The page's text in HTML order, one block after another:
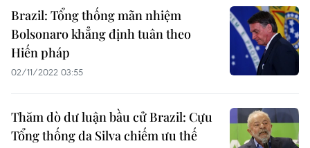
Brazil: Tổng thống mãn nhiệm
Bolsonaro khẳng định tuân theo
Hiến pháp
02/11/2022 03:55
Thăm dò dư luận bầu cử Brazil: Cựu
Tổng thống da Silva chiếm ưu thế